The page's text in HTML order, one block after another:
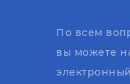
По всем
вы можете